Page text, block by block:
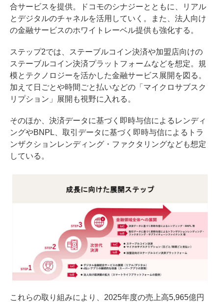
合サービスを提供。ドコモのシナジーとともに、リアル
とデジタルのチャネルを活用していく。また、法人向け
の金融サービスのホワイトレーベル提供も強化する。
ステップ2では、ステーブルコイン決済や加盟店向けの
ステーブルコイン決済プラットフォームなどを想定。規
模とテクノロジーを活かした金融サービス展開を図る。
加えて日ごとや時間ごと払いなどの「マイクロサブスク
リプション」展開も視野に入れる。
そのほか、決済データに基づく即時与信によるレンディ
ングやBNPL、取引データに基づく即時与信によるトラ
ンザクションレンディング・ファクタリングなども想定
している。
これらの取り組みにより、2025年度の売上高5,965億円